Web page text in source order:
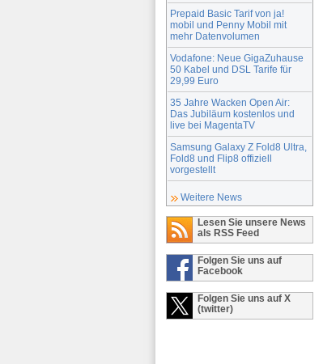
Prepaid Basic Tarif von ja!
mobil und Penny Mobil mit
mehr Datenvolumen
Vodafone: Neue GigaZuhause
50 Kabel und DSL Tarife für
29,99 Euro
35 Jahre Wacken Open Air:
Das Jubiläum kostenlos und
live bei MagentaTV
Samsung Galaxy Z Fold8 Ultra,
Fold8 und Flip8 offiziell
vorgestellt
Weitere News
Lesen Sie unsere News
als RSS Feed
Folgen Sie uns auf
Facebook
Folgen Sie uns auf X
(twitter)